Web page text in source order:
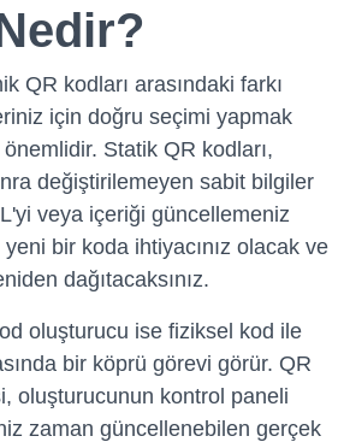
QR kodları arasındaki farkı
için doğru seçimi yapmak
önemlidir. Statik QR kodları,
değiştirilemeyen sabit bilgiler
veya içeriği güncellemeniz
bir koda ihtiyacınız olacak ve
dağıtacaksınız.
oluşturucu ise fiziksel kod ile
bir köprü görevi görür. QR
oluşturucunun kontrol paneli
zaman güncellenebilen gerçek